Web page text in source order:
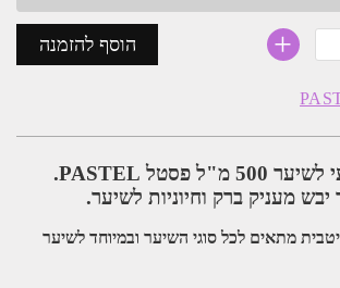
+ הוסף להזמנה
קרם לחות מקצועי לשיער 500 מ"ל פסטל PASTEL.
מעניק ברק וחיוניות לשיער.
מתאים לכל סוגי השיער ובמיוחד לשיער